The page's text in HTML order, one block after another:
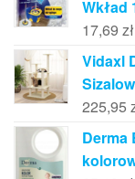
Wkład
17,69 zł
Vidaxl
225,95
Derma